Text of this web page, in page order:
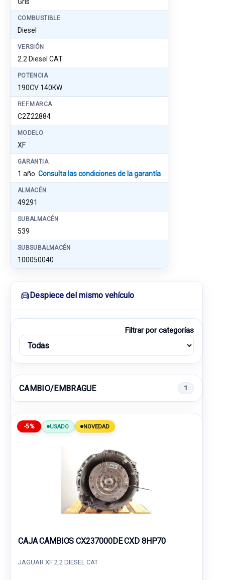
COMBUSTIBLE
Diesel
VERSIÓN
2.2 Diesel CAT
POTENCIA
190CV 140KW
REF.MARCA
C2Z22884
MODELO
XF
GARANTIA
1 año Consulta las condiciones de la garantía
ALMACÉN
49291
SUBALMACÉN
539
SUBSUBALMACÉN
100050040
Despiece del mismo vehículo
Filtrar por categorías
CAMBIO/EMBRAGUE 1
-5% USADO NOVEDAD
CAJA CAMBIOS CX237000DE CXD 8HP70
JAGUAR XF 2.2 DIESEL CAT